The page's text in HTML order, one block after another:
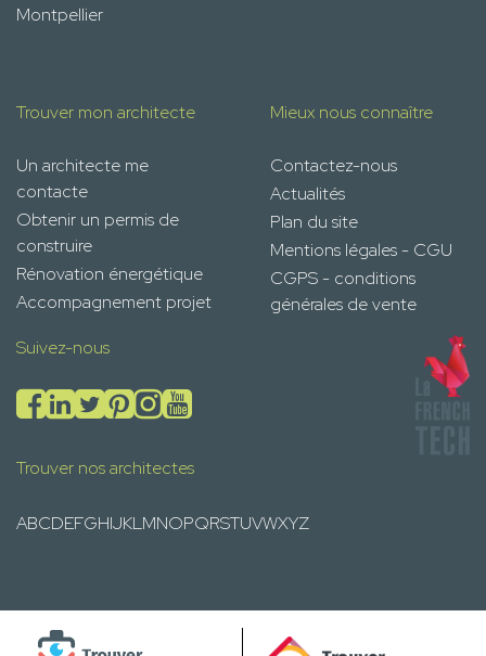
Montpellier
Trouver mon architecte
Un architecte me
contacte
Obtenir un permis de
construire
Rénovation énergétique
Accompagnement projet
Mieux nous connaître
Contactez-nous
Actualités
Plan du site
Mentions légales - CGU
CGPS - conditions
générales de vente
Suivez-nous
Trouver nos architectes
ABCDEFGHIJKLMNOPQRSTUVWXYZ